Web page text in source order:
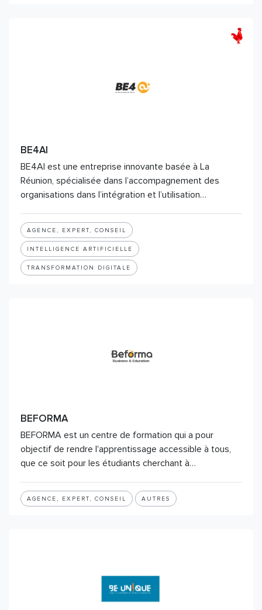
BE4AI
BE4AI est une entreprise innovante basée à La
Réunion, spécialisée dans l’accompagnement des
organisations dans l’intégration et l’utilisation…
AGENCE, EXPERT, CONSEIL
INTELLIGENCE ARTIFICIELLE
TRANSFORMATION DIGITALE
BEFORMA
BEFORMA est un centre de formation qui a pour
objectif de rendre l'apprentissage accessible à tous,
que ce soit pour les étudiants cherchant à…
AGENCE, EXPERT, CONSEIL AUTRES